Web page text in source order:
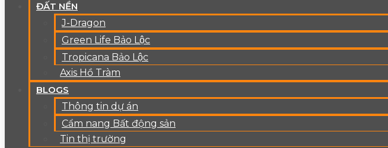
ĐẤT NỀN
J-Dragon
Green Life Bảo Lộc
Tropicana Bảo Lộc
Axis Hồ Tràm
BLOGS
Thông tin dự án
Cẩm nang Bất động sản
Tin thị trường